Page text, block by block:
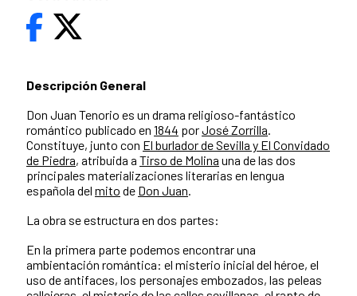
Descripción General
Don Juan Tenorio es un drama religioso-fantástico
romántico publicado en 1844 porJosé Zorrilla
Constituye, junto con El burlador de Sevilla y El Convidado
de Piedra, atribuida a Tirso de Molina una de las dos
principales materializaciones literarias en lengua
española del mito de Don Juan
La obra se estructura en dos partes:
En la primera parte podemos encontrar una
ambientación romántica: el misterio inicial del héroe, el
uso de antifaces, los personajes embozados, las peleas